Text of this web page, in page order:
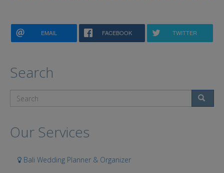
EMAIL FACEBOOK TWITTER
Search
Our Services
Bali Wedding Planner & Organizer